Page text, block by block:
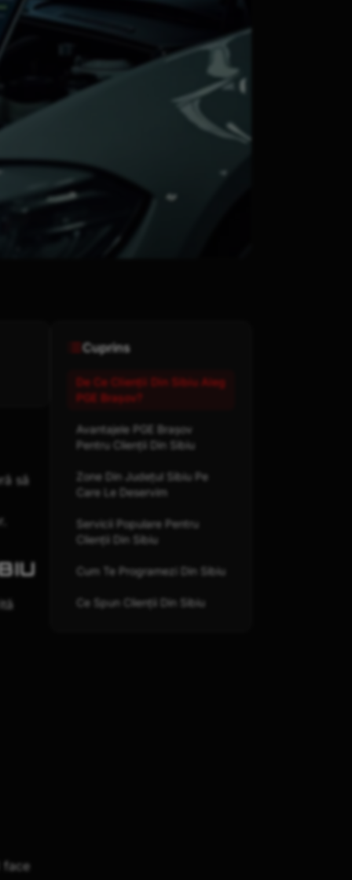
să
face
Cuprins
De Ce Clienții Din Sibiu Aleg
PGE Brașov?
Avantajele PGE Brașov
Pentru Clienții Din Sibiu
Zone Din Județul Sibiu Pe
Care Le Deservim
Servicii Populare Pentru
Clienții Din Sibiu
Cum Te Programezi Din Sibiu
Ce Spun Clienții Din Sibiu